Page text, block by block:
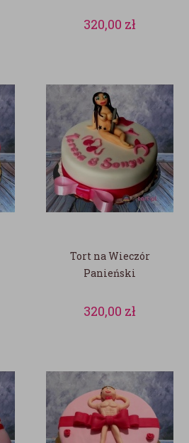
320,00 zł
Tort na Wieczór
Panieński
320,00 zł